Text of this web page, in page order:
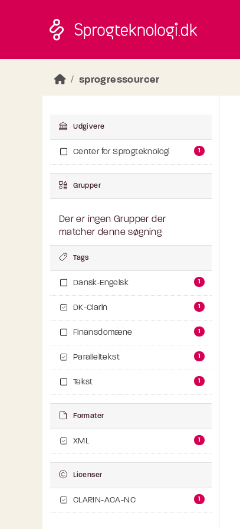
sprogressourcer
Udgivere
Center for Sprogteknologi 1
Grupper
Der er ingen Grupper der
matcher denne søgning
Tags
Dansk-Engelsk 1
DK-Clarin 1
Finansdomæne 1
Paralleltekst 1
Tekst 1
Formater
XML 1
Licenser
CLARIN-ACA-NC 1